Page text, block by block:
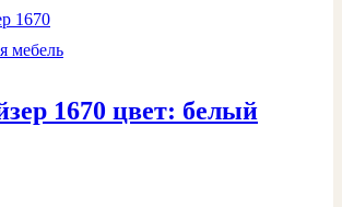
мебель
1670 цвет: белый